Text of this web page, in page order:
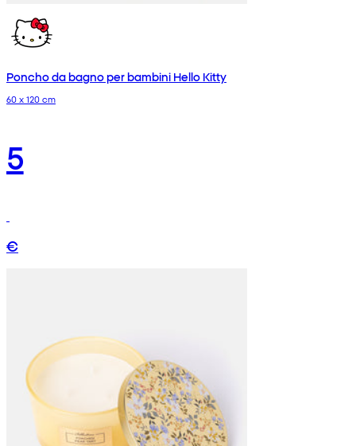
Poncho da bagno per bambini Hello Kitty
60 x 120 cm
5
€